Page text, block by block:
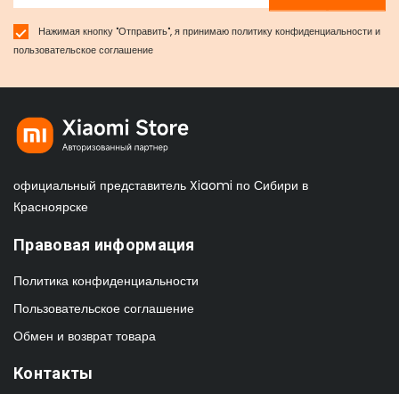
Нажимая кнопку "Отправить", я принимаюполитику конфиденциальностии
пользовательское соглашение
официальный представитель Xiaomi по Сибири в
Красноярске
Правовая информация
Политика конфиденциальности
Пользовательское соглашение
Обмен и возврат товара
Контакты